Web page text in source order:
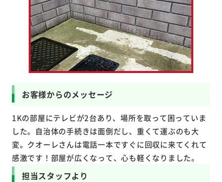
お客様からのメッセージ
1Kの部屋にテレビが2台あり、場所を取って困っていま
した。自治体の手続きは面倒だし、重くて運ぶのも大
変。クオーレさんは電話一本ですぐに回収に来てくれて
感激です！部屋が広くなって、心も軽くなりました。
担当スタッフより